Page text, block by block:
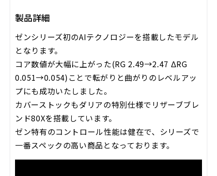
製品詳細
ゼンシリーズ初のAIテクノロジーを搭載したモデル
となります。
コア数値が大幅に上がった(RG 2.49→2.47 ΔRG
0.051→0.054)ことで転がりと曲がりのレベルアッ
プにも成功いたしました。
カバーストックもダリアの特別仕様でリザーブブレ
ンド80Xを搭載しています。
ゼン特有のコントロール性能は健在で、シリーズで
一番スペックの高い商品となっております。